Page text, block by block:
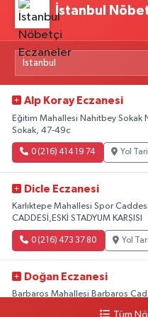
İstanbul
Alp Koray Eczanesi
Eğitim Mahallesi Nahitbey
Sokak, 47-49c
0 (216) 414 19 74 Yol
Dicle Eczanesi
Karlıktepe Mahallesi Spor Caddesi
CADDESİ,ESKİ STADYUM KARŞISI
0 (216) 473 37 80 Yol
Doğan Eczanesi
Barbaros Mahallesi Barbaros